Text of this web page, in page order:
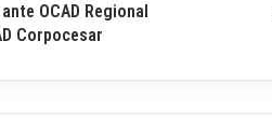
OCAD Regional
Corpocesar
C